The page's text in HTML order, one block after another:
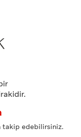
takip edebilirsiniz.